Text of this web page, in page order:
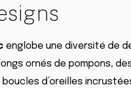
englobe une diversité de
ornés de pompons,
d’oreilles